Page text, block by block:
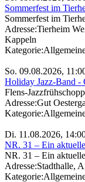
Sommerfest im
Sommerfest im
Adresse:Tierheim
Kappeln
Kategorie:
So. 09.08.2026,
Holiday Jazz-Band -
Flens-
Adresse:Gut
Kategorie:
Di. 11.08.2026,
NR. 31 – Ein
NR. 31 – Ein
Adresse:Stadthalle,
Kategorie: